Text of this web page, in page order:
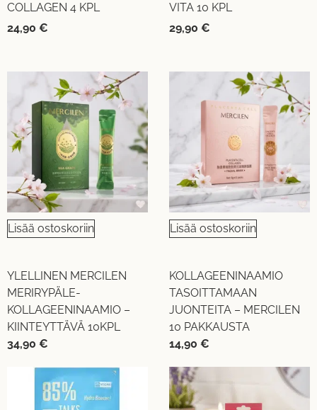
COLLAGEN 4 KPL
24,90 €
VITA 10 KPL
29,90 €
Lisää ostoskoriin
YLELLINEN MERCILEN
MERIRYPÄLE-
KOLLAGEENINAAMIO –
KIINTEYTTÄVÄ 10KPL
34,90 €
Lisää ostoskoriin
KOLLAGEENINAAMIO
TASOITTAMAAN
JUONTEITA – MERCILEN
10 PAKKAUSTA
14,90 €